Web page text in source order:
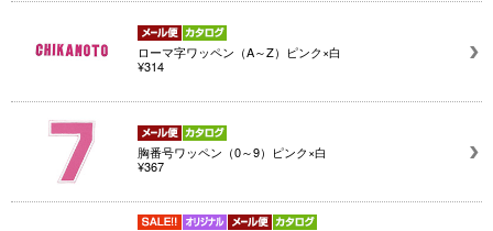
ローマ字ワッペン（A～Z）ピンク×白
¥314
胸番号ワッペン（0～9）ピンク×白
¥367